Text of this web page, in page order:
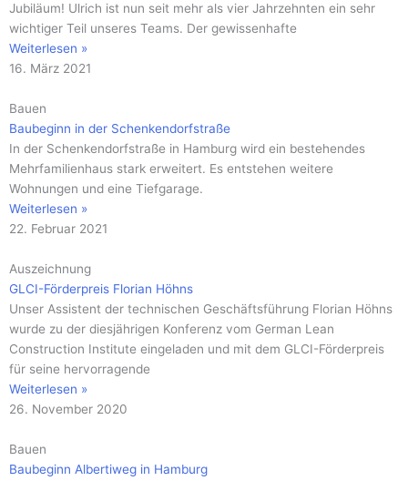
Jubiläum! Ulrich ist nun seit mehr als vier Jahrzehnten ein sehr
wichtiger Teil unseres Teams. Der gewissenhafte
Weiterlesen »
16. März 2021
Bauen
Baubeginn in der Schenkendorfstraße
In der Schenkendorfstraße in Hamburg wird ein bestehendes
Mehrfamilienhaus stark erweitert. Es entstehen weitere
Wohnungen und eine Tiefgarage.
Weiterlesen »
22. Februar 2021
Auszeichnung
GLCI-Förderpreis Florian Höhns
Unser Assistent der technischen Geschäftsführung Florian Höhns
wurde zu der diesjährigen Konferenz vom German Lean
Construction Institute eingeladen und mit dem GLCI-Förderpreis
für seine hervorragende
Weiterlesen »
26. November 2020
Bauen
Baubeginn Albertiweg in Hamburg